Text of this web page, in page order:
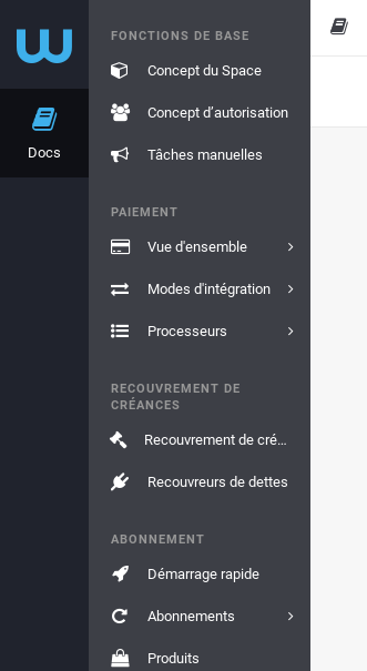
Docs
FONCTIONS DE BASE
Concept du Space
Concept d’autorisation
Tâches manuelles
PAIEMENT
Vue d'ensemble
Modes d'intégration
Processeurs
RECOUVREMENT DE
CRÉANCES
Recouvrement de créances
Recouvreurs de dettes
ABONNEMENT
Démarrage rapide
Abonnements
Produits